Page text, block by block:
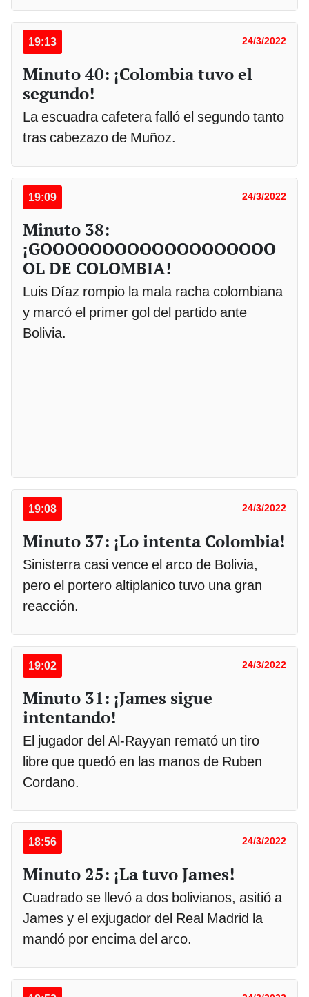
19:13 24/3/2022
Minuto 40: ¡Colombia tuvo el
segundo!
La escuadra cafetera falló el segundo tanto
tras cabezazo de Muñoz.
19:09 24/3/2022
Minuto 38:
¡GOOOOOOOOOOOOOOOOOOO
OL DE COLOMBIA!
Luis Díaz rompio la mala racha colombiana
y marcó el primer gol del partido ante
Bolivia.
19:08 24/3/2022
Minuto 37: ¡Lo intenta Colombia!
Sinisterra casi vence el arco de Bolivia,
pero el portero altiplanico tuvo una gran
reacción.
19:02 24/3/2022
Minuto 31: ¡James sigue
intentando!
El jugador del Al-Rayyan remató un tiro
libre que quedó en las manos de Ruben
Cordano.
18:56 24/3/2022
Minuto 25: ¡La tuvo James!
Cuadrado se llevó a dos bolivianos, asitió a
James y el exjugador del Real Madrid la
mandó por encima del arco.